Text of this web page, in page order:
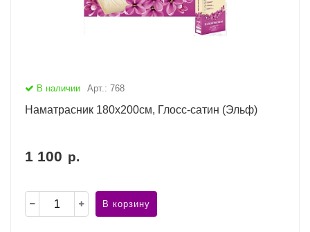
В наличии Арт.: 768
Наматрасник 180х200см, Глосс-сатин (Эльф)
1 100 р.
В корзину